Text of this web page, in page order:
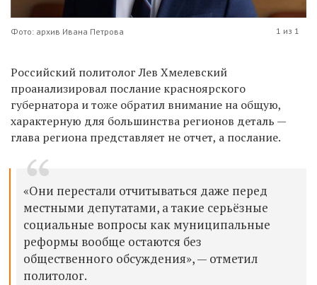
Фото: архив Ивана Петрова 1 из 1
Российский политолог Лев Хмелевский
проанализировал послание красноярского
губернатора и тоже обратил внимание на общую,
характерную для большинства регионов деталь —
глава региона представляет не отчет, а послание.
«Они перестали отчитываться даже перед
местными депутатами, а такие серьёзные
социальные вопросы как муниципальные
реформы вообще остаются без
общественного обсуждения», — отметил
политолог.